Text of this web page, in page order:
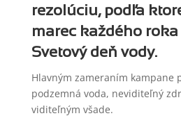
rezolúciu, podľa
marec každého
Svetový deň vody.
Hlavným zameraním kampane
podzemná voda, neviditeľný
viditeľným všade.